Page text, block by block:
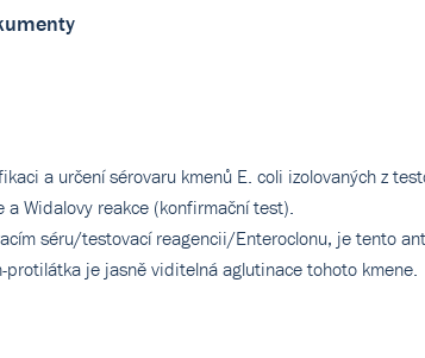
a určení sérovaru kmenů E. coli izolovaných z
Widalovy reakce (konfirmační test).
séru/testovací reagencii/Enteroclonu, je tento
je jasně viditelná aglutinace tohoto kmene.